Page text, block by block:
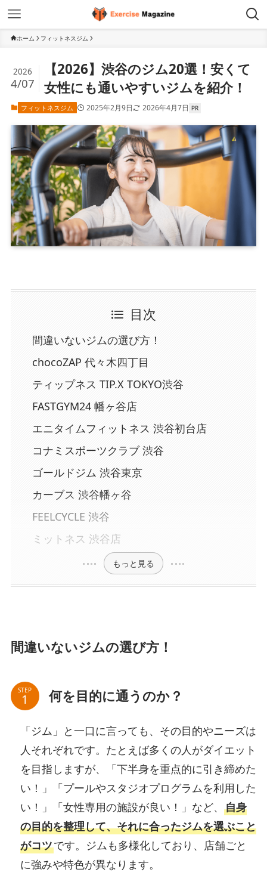
ホーム フィットネスジム
【2026】渋谷のジム20選！安くて
女性にも通いやすいジムを紹介！
2026
4/07
フィットネスジム 2025年2月9日 2026年4月7日
目次
間違いないジムの選び方！
chocoZAP 代々木四丁目
ティップネス TIP.X TOKYO渋谷
FASTGYM24 幡ヶ谷店
エニタイムフィットネス 渋谷初台店
コナミスポーツクラブ 渋谷
ゴールドジム 渋谷東京
カーブス 渋谷幡ヶ谷
FEELCYCLE 渋谷
ミットネス 渋谷店
もっと見る
間違いないジムの選び方！
STEP 何を目的に通うのか？
「ジム」と一口に言っても、その目的やニーズは
人それぞれです。たとえば多くの人がダイエット
を目指しますが、「下半身を重点的に引き締めた
い！」「プールやスタジオプログラムを利用した
い！」「女性専用の施設が良い！」など、 自身
の目的を整理して、それに合ったジムを選ぶこと
がコツです。ジムも多様化しており、店舗ごと
に強みや特色が異なります。